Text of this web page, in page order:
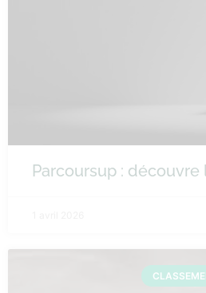
Parcoursup :